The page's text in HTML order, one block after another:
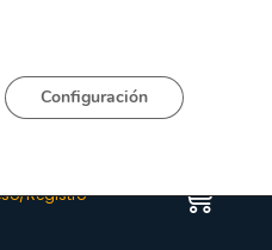
somos Happyblog Contacto
Registro
Configuración